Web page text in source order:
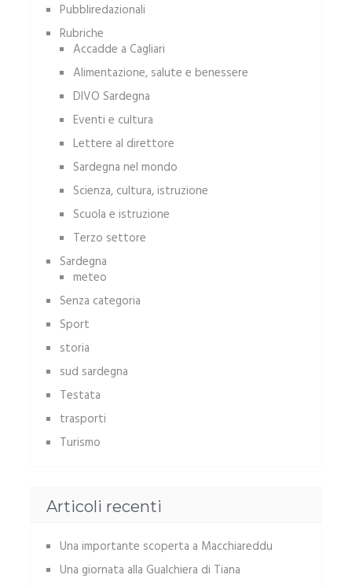
Pubbliredazionali
Rubriche
Accadde a Cagliari
Alimentazione, salute e benessere
DIVO Sardegna
Eventi e cultura
Lettere al direttore
Sardegna nel mondo
Scienza, cultura, istruzione
Scuola e istruzione
Terzo settore
Sardegna
meteo
Senza categoria
Sport
storia
sud sardegna
Testata
trasporti
Turismo
Articoli recenti
Una importante scoperta a Macchiareddu
Una giornata alla Gualchiera di Tiana